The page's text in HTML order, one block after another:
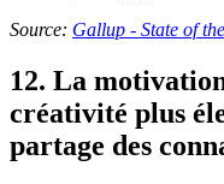
Source: Gallup - State of
12. La
créativité plus
partage des